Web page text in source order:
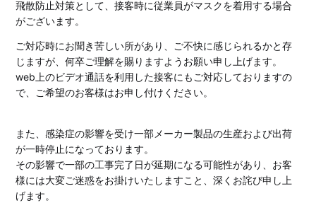
飛散防止対策として、接客時に従業員がマスクを着用する場合
がございます。
ご対応時にお聞き苦しい所があり、ご不快に感じられるかと存
じますが、何卒ご理解を賜りますようお願い申し上げます。
web上のビデオ通話を利用した接客にもご対応しておりますの
で、ご希望のお客様はお申し付けください。
また、感染症の影響を受け一部メーカー製品の生産および出荷
が一時停止になっております。
その影響で一部の工事完了日が延期になる可能性があり、お客
様には大変ご迷惑をお掛けいたしますこと、深くお詫び申し上
げます。